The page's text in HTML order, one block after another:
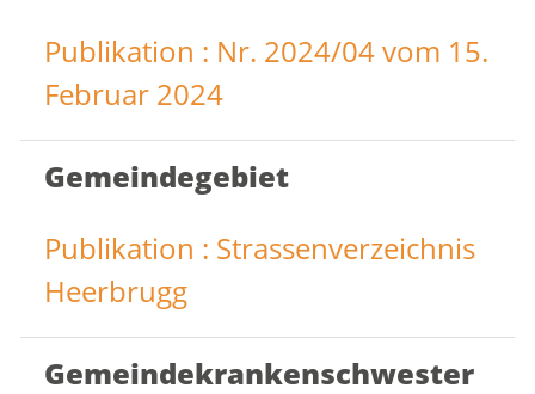
Publikation : Nr. 2024/04 vom 15.
Februar 2024
Gemeindegebiet
Publikation : Strassenverzeichnis
Heerbrugg
Gemeindekrankenschwester